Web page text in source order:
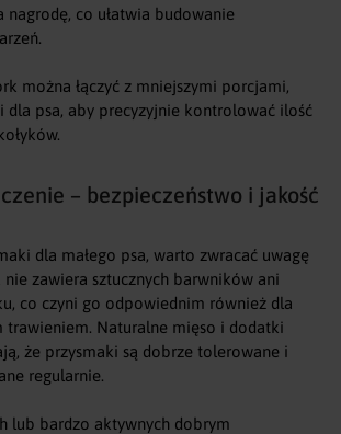
nagrodę, co ułatwia budowanie
można łączyć z mniejszymi porcjami,
dla psa, aby precyzyjnie kontrolować ilość
– bezpieczeństwo i jakość
dla małego psa, warto zwracać uwagę
nie zawiera sztucznych barwników ani
co czyni go odpowiednim również dla
trawieniem. Naturalne mięso i dodatki
że przysmaki są dobrze tolerowane i
regularnie.
lub bardzo aktywnych dobrym